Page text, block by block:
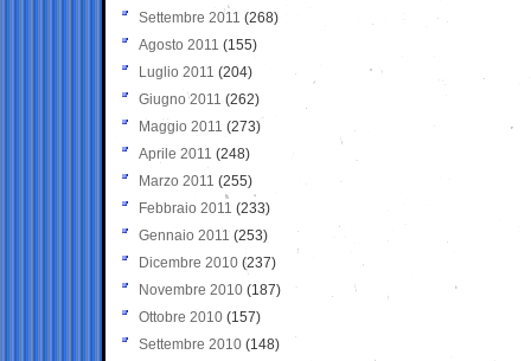
Settembre 2011 (268)
Agosto 2011 (155)
Luglio 2011 (204)
Giugno 2011 (262)
Maggio 2011 (273)
Aprile 2011 (248)
Marzo 2011 (255)
Febbraio 2011 (233)
Gennaio 2011 (253)
Dicembre 2010 (237)
Novembre 2010 (187)
Ottobre 2010 (157)
Settembre 2010 (148)